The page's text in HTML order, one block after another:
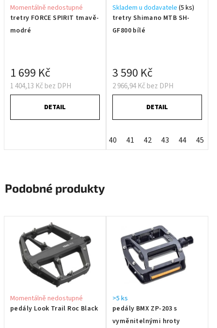
tretry FORCE SPIRIT tmavě-
modré
Momentálně nedostupné
1 404,13 Kč bez DPH
1 699 Kč
DETAIL
tretry Shimano MTB SH-
GF800 bílé
Skladem u dodavatele (5 ks)
2 966,94 Kč bez DPH
3 590 Kč
DETAIL
40 41 42 43 44 45
Podobné produkty
pedály Look Trail Roc Black
Momentálně nedostupné
pedály BMX ZP-203 s
vyměnitelnými hroty
>5 ks